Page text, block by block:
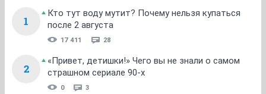
1
Кто тут воду мутит? Почему нельзя купаться
после 2 августа
17 411 28
2
«Привет, детишки!» Чего вы не знали о самом
страшном сериале 90-х
0 3